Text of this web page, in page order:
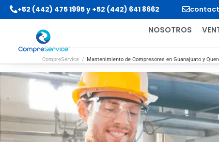
+52 (442) 475 1995y +52 (442) 641 8662
NOSOTROS
CompreService / Mantenimiento de Compresores en Guanajuato y